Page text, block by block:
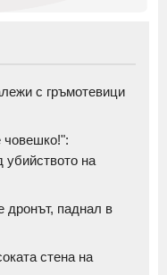
с гръмотевици
човешко!":
убийството на
дронът, паднал в
стена на